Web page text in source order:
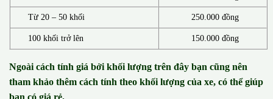
Từ 20 – 50 khối 250.000 đồng
100 khối trở lên 150.000 đồng
Ngoài cách tính giá bởi khối lượng trên đây bạn cũng nên
tham khảo thêm cách tính theo khối lượng của xe, có thể giúp